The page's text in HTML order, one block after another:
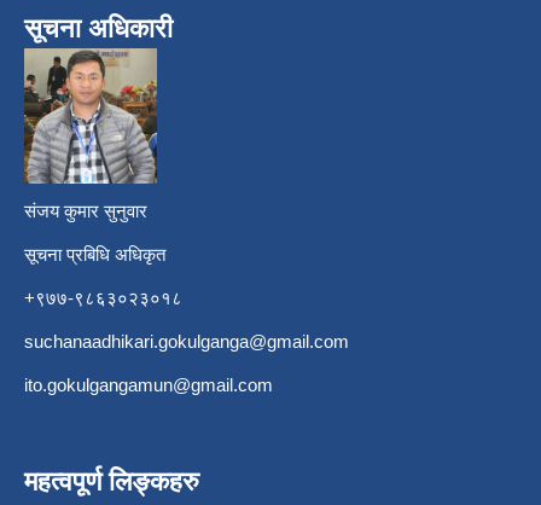
सूचना अधिकारी
संजय कुमार सुनुवार
सूचना प्रबिधि अधिकृत
+९७७-९८६३०२३०१८
suchanaadhikari.gokulganga@gmail.com
ito.gokulgangamun@gmail.com
महत्वपूर्ण लिङ्कहरु